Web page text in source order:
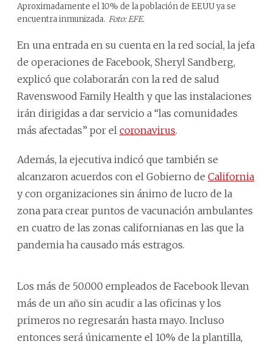
Aproximadamente el 10% de la población de EEUU ya se
encuentra inmunizada. Foto: EFE.
En una entrada en su cuenta en la red social, la jefa
de operaciones de Facebook, Sheryl Sandberg,
explicó que colaborarán con la red de salud
Ravenswood Family Health y que las instalaciones
irán dirigidas a dar servicio a “las comunidades
más afectadas” por el coronavirus.
Además, la ejecutiva indicó que también se
alcanzaron acuerdos con el Gobierno de California
y con organizaciones sin ánimo de lucro de la
zona para crear puntos de vacunación ambulantes
en cuatro de las zonas californianas en las que la
pandemia ha causado más estragos.
Los más de 50.000 empleados de Facebook llevan
más de un año sin acudir a las oficinas y los
primeros no regresarán hasta mayo. Incluso
entonces será únicamente el 10% de la plantilla,